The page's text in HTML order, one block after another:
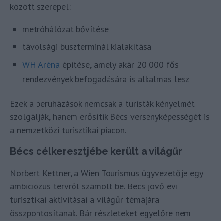
között szerepel:
metróhálózat bővítése
távolsági buszterminál kialakítása
WH Aréna építése, amely akár 20 000 fős
rendezvények befogadására is alkalmas lesz
Ezek a beruházások nemcsak a turisták kényelmét
szolgálják, hanem erősítik Bécs versenyképességét is
a nemzetközi turisztikai piacon.
Bécs célkeresztjébe került a világűr
Norbert Kettner, a Wien Tourismus ügyvezetője egy
ambiciózus tervről számolt be. Bécs jövő évi
turisztikai aktivitásai a világűr témájára
összpontosítanak. Bár részleteket egyelőre nem